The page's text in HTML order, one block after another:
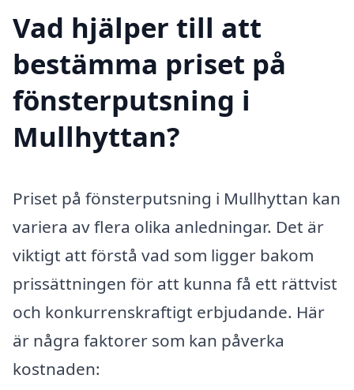
Vad hjälper till att
bestämma priset på
fönsterputsning i
Mullhyttan?
Priset på fönsterputsning i Mullhyttan kan
variera av flera olika anledningar. Det är
viktigt att förstå vad som ligger bakom
prissättningen för att kunna få ett rättvist
och konkurrenskraftigt erbjudande. Här
är några faktorer som kan påverka
kostnaden: